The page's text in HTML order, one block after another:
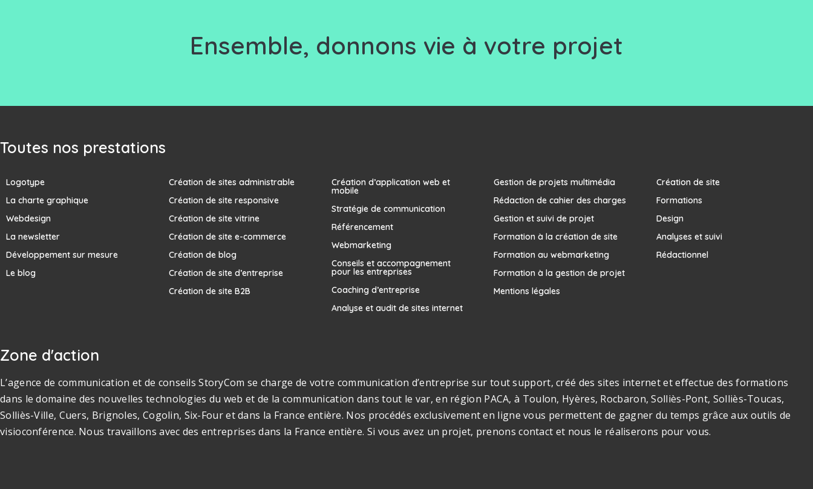
Ensemble, donnons vie à votre projet
Toutes nos prestations
Logotype
La charte graphique
Webdesign
La newsletter
Développement sur mesure
Le blog
Création de sites administrable
Création de site responsive
Création de site vitrine
Création de site e-commerce
Création de blog
Création de site d’entreprise
Création de site B2B
Création d’application web et
mobile
Stratégie de communication
Référencement
Webmarketing
Conseils et accompagnement
pour les entreprises
Coaching d’entreprise
Analyse et audit de sites internet
Gestion de projets multimédia
Rédaction de cahier des charges
Gestion et suivi de projet
Formation à la création de site
Formation au webmarketing
Formation à la gestion de projet
Mentions légales
Création de site
Formations
Design
Analyses et suivi
Rédactionnel
Zone d'action
L’agence de communication et de conseils StoryCom se charge de votre communication d’entreprise sur tout support, créé des sites internet et effectue des formations
dans le domaine des nouvelles technologies du web et de la communication dans tout le var, en région PACA, à Toulon, Hyères, Rocbaron, Solliès-Pont, Solliès-Toucas,
Solliès-Ville, Cuers, Brignoles, Cogolin, Six-Four et dans la France entière. Nos procédés exclusivement en ligne vous permettent de gagner du temps grâce aux outils de
visioconférence. Nous travaillons avec des entreprises dans la France entière. Si vous avez un projet, prenons contact et nous le réaliserons pour vous.